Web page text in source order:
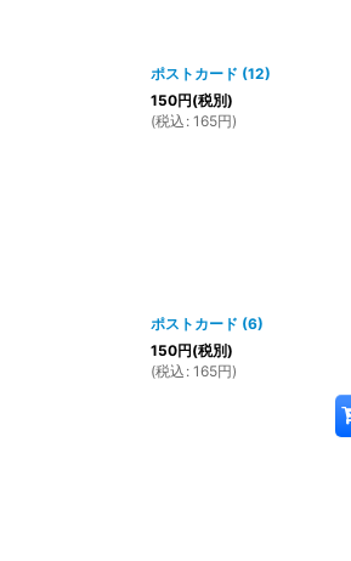
ポストカード (12)
150円(税別)
(税込 : 165円)
ポストカード (6)
150円(税別)
(税込 : 165円)